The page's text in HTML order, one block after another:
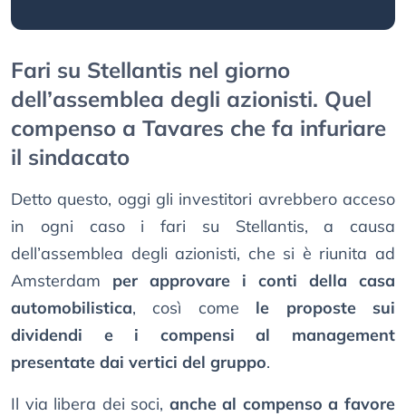
Fari su Stellantis nel giorno
dell’assemblea degli azionisti. Quel
compenso a Tavares che fa infuriare
il sindacato
Detto questo, oggi gli investitori avrebbero acceso
in ogni caso i fari su Stellantis, a causa
dell’assemblea degli azionisti, che si è riunita ad
Amsterdam per approvare i conti della casa
automobilistica, così come le proposte sui
dividendi e i compensi al management
presentate dai vertici del gruppo.
Il via libera dei soci, anche al compenso a favore